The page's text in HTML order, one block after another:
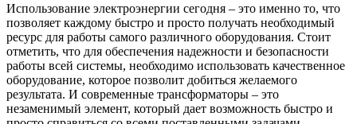
Использование электроэнергии сегодня – это именно то, что
позволяет каждому быстро и просто получать необходимый
ресурс для работы самого различного оборудования. Стоит
отметить, что для обеспечения надежности и безопасности
работы всей системы, необходимо использовать качественное
оборудование, которое позволит добиться желаемого
результата. И современные трансформаторы – это
незаменимый элемент, который дает возможность быстро и